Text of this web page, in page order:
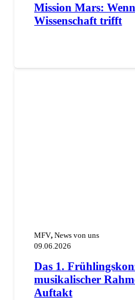
Mission Mars:
Wissenschaft trifft
MFV,News von uns
09.06.2026
Das 1.
musikalischer
Auftakt